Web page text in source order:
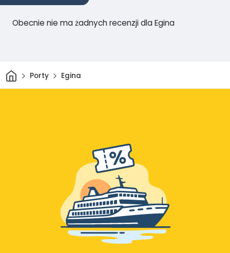
Obecnie nie ma żadnych recenzji dla Egina
DomPorty Egina